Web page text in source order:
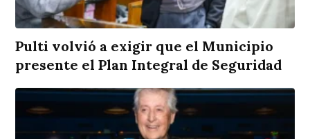
Pulti volvió a exigir que el Municipio
presente el Plan Integral de Seguridad